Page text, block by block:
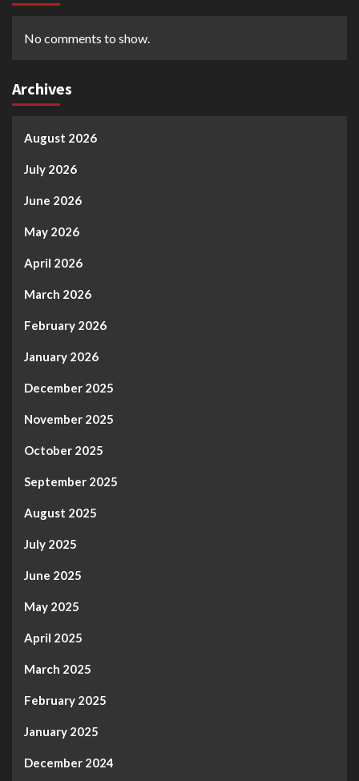
No comments to show.
Archives
August 2026
July 2026
June 2026
May 2026
April 2026
March 2026
February 2026
January 2026
December 2025
November 2025
October 2025
September 2025
August 2025
July 2025
June 2025
May 2025
April 2025
March 2025
February 2025
January 2025
December 2024